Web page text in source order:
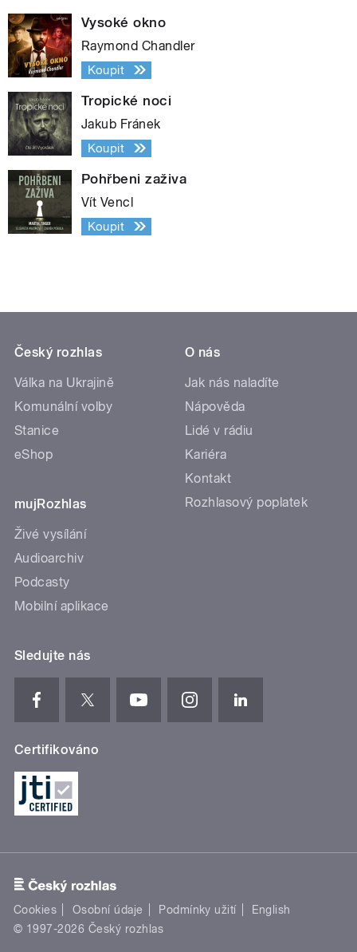
Vysoké okno
Raymond Chandler
Koupit
Tropické noci
Jakub Fránek
Koupit
Pohřbeni zaživa
Vít Vencl
Koupit
Český rozhlas
Válka na Ukrajině
Komunální volby
Stanice
eShop
mujRozhlas
Živé vysílání
Audioarchiv
Podcasty
Mobilní aplikace
O nás
Jak nás naladíte
Nápověda
Lidé v rádiu
Kariéra
Kontakt
Rozhlasový poplatek
Sledujte nás
Certifikováno
Cookies Osobní údaje Podmínky užití
English
© 1997-2026 Český rozhlas